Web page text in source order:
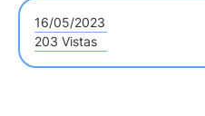
16/05/2023
203 Vistas